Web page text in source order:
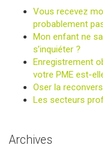
Vous recevez
probablement
Mon enfant ne
s’inquiéter ?
Enregistrement
votre PME est-
Oser la
Les secteurs
Archives